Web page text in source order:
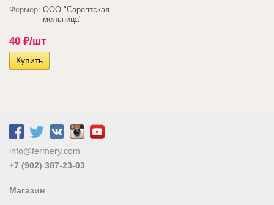
Фермер: ООО "Сарептская
мельница"
40 ₽/шт
info@fermery.com
+7 (902) 387-23-03
Магазин